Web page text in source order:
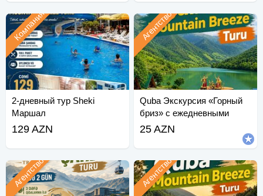
2-дневный тур Sheki
Маршал
Компания
129 AZN
Quba Экскурсия «Горный
бриз» с ежедневными
отправлениями.
Агентство
25 AZN
Агентство Агентство